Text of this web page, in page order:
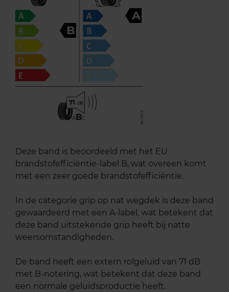
B
A
71
ABC
Deze band is beoordeeld met het EU
brandstofefficiëntie-label B, wat overeen komt
met een zeer goede brandstofefficiëntie.
In de categorie grip op nat wegdek is deze band
gewaardeerd met een A-label, wat betekent dat
deze band uitstekende grip heeft bij natte
weersomstandigheden.
De band heeft een extern rolgeluid van 71 dB
met B-notering, wat betekent dat deze band
een normale geluidsproductie heeft.